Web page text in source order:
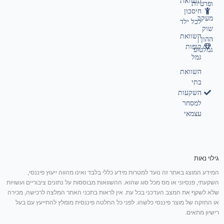
חיסכון
לכל ילד
השוואת
קופות
גמל
השוואת
בתי
השקעות
למסחר
עצמאי
ופרטיות
מעקב
שוק
ההון |
גמלטופ
גילוי נאות
המידע המוצג באתר זה נועד למטרות מידע כללי בלבד ואינו מהווה ייעוץ פיננסי,
השקעתי, פנסיוני או מס מכל סוג שהוא. ההשוואות מבוססות על נתונים ציבוריים ועשויות
שלא לשקף את המצב העדכני בכל עת. אין לראות בתכני האתר המלצה לרכישה, מכירה
או החזקה של מוצר פיננסי כלשהו. לפני כל החלטה פיננסית מומלץ להתייעץ עם בעל
רישיון מתאים.